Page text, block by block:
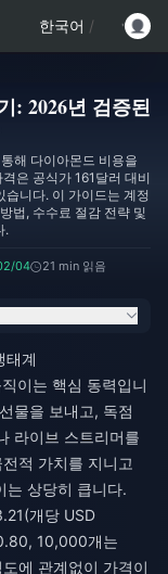
한국어 /
: 2026년 검증된
해 다이아몬드 비용을
은 공식가 161달러 대비
니다. 이 가이드는 계정
법, 수수료 절감 전략 및
.
04 21 min 읽음
태계
이는 핵심 동력입니
물을 보내고, 독점
라이브 스트리머를
적 가치를 지니고
는 상당히 큽니다.
개당 USD
10,000개는
에 관계없이 가격이